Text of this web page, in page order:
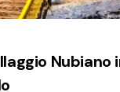
Nubiano